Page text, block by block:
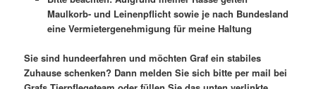
Maulkorb- und Leinenpflicht sowie je nach Bundesland
eine Vermietergenehmigung für meine Haltung
Sie sind hundeerfahren und möchten Graf ein stabiles
Zuhause schenken? Dann melden Sie sich bitte per mail bei